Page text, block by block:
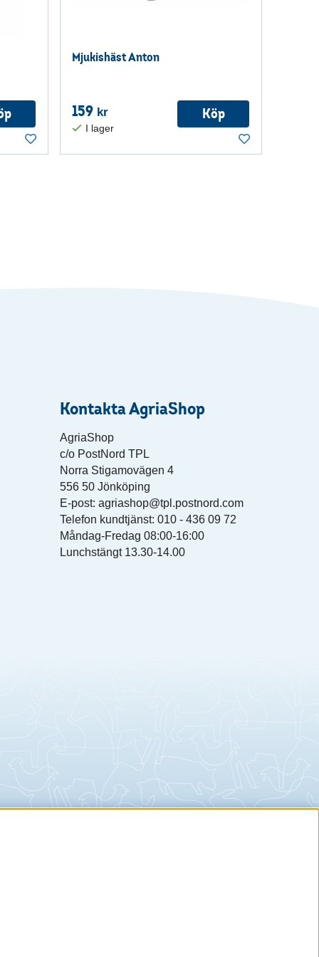
Mjukishäst Anton
159 kr Köp
Kontakta AgriaShop
AgriaShop
c/o PostNord TPL
Norra Stigamovägen 4
556 50 Jönköping
E-post: agriashop@tpl.postnord.com
Telefon kundtjänst: 010 - 436 09 72
Måndag-Fredag 08:00-16:00
Lunchstängt 13.30-14.00